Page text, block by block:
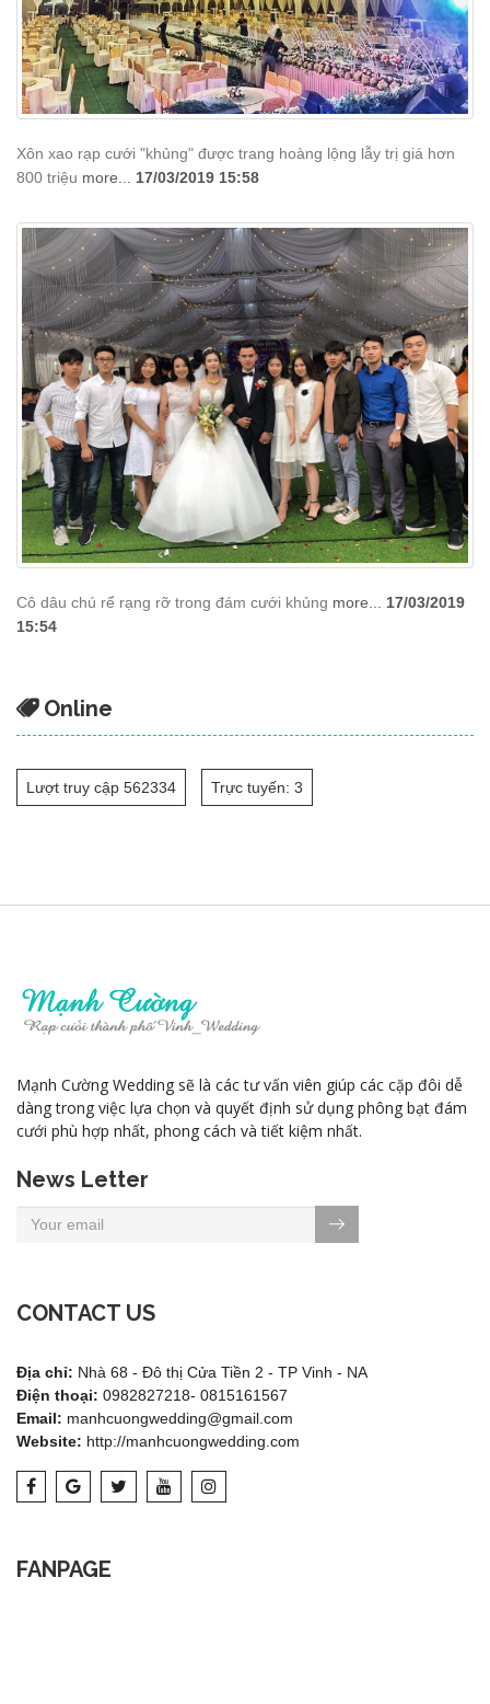
Xôn xao rạp cưới "khủng" được trang hoàng lộng lẫy trị giá hơn
800 triệu more... 17/03/2019 15:58
Cô dâu chú rể rạng rỡ trong đám cưới khủng more...
17/03/2019
15:54
Online
Lượt truy cập 562334 Trực tuyến: 3
Mạnh Cường Wedding sẽ là các tư vấn viên giúp các cặp đôi dễ
dàng trong việc lựa chọn và quyết định sử dụng phông bạt đám
cưới phù hợp nhất, phong cách và tiết kiệm nhất.
News Letter
CONTACT US
Địa chỉ: Nhà 68 - Đô thị Cửa Tiền 2 - TP Vinh - NA
Điện thoại: 0982827218- 0815161567
Email: manhcuongwedding@gmail.com
Website: http://manhcuongwedding.com
FANPAGE